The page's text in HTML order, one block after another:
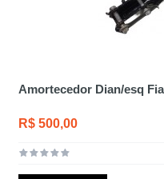
Amortecedor Dian/esq
R$ 500,00